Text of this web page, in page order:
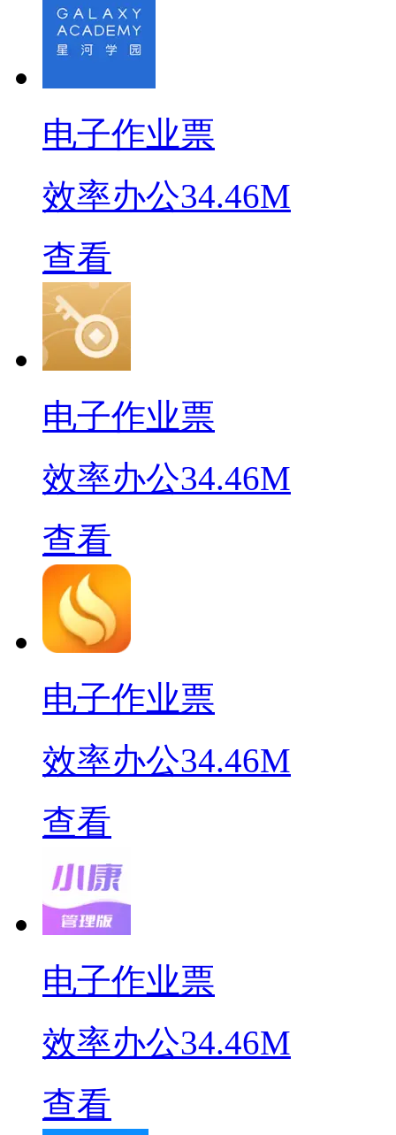
电子作业票
效率办公34.46M
查看
电子作业票
效率办公34.46M
查看
电子作业票
效率办公34.46M
查看
电子作业票
效率办公34.46M
查看